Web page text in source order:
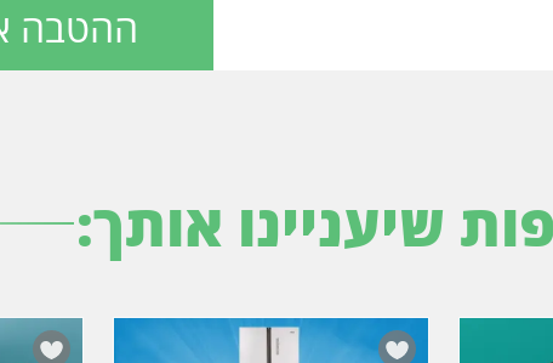
ההטבה
שיעניינו אותך: